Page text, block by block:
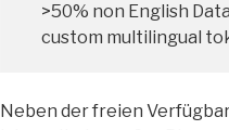
>50% non English
custom multilingual
Neben der freien